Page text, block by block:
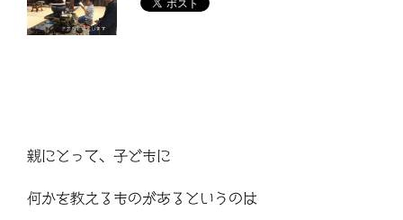
親にとって、子どもに
何かを教えるものがあるというのは